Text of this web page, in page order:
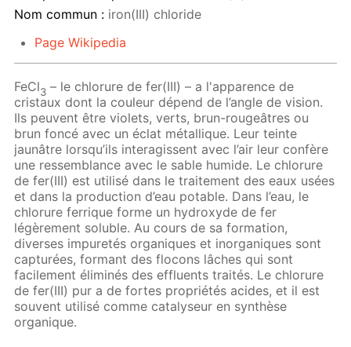
Nom commun : iron(III) chloride
Page Wikipedia
FeCl3 – le chlorure de fer(III) – a l'apparence de
cristaux dont la couleur dépend de l’angle de vision.
Ils peuvent être violets, verts, brun-rougeâtres ou
brun foncé avec un éclat métallique. Leur teinte
jaunâtre lorsqu’ils interagissent avec l’air leur confère
une ressemblance avec le sable humide. Le chlorure
de fer(III) est utilisé dans le traitement des eaux usées
et dans la production d’eau potable. Dans l’eau, le
chlorure ferrique forme un hydroxyde de fer
légèrement soluble. Au cours de sa formation,
diverses impuretés organiques et inorganiques sont
capturées, formant des flocons lâches qui sont
facilement éliminés des effluents traités. Le chlorure
de fer(III) pur a de fortes propriétés acides, et il est
souvent utilisé comme catalyseur en synthèse
organique.